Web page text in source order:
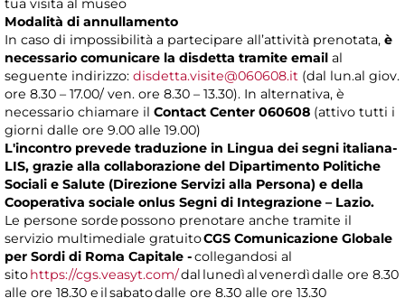
tua visita al museo
Modalità di annullamento
In caso di impossibilità a partecipare all’attività prenotata, è
necessario comunicare la disdetta tramite email al
seguente indirizzo: disdetta.visite@060608.it (dal lun.al giov.
ore 8.30 – 17.00/ ven. ore 8.30 – 13.30). In alternativa, è
necessario chiamare il Contact Center 060608 (attivo tutti i
giorni dalle ore 9.00 alle 19.00)
L'incontro prevede traduzione in Lingua dei segni italiana-
LIS, grazie alla collaborazione del Dipartimento Politiche
Sociali e Salute (Direzione Servizi alla Persona) e della
Cooperativa sociale onlus Segni di Integrazione – Lazio.
Le persone sorde possono prenotare anche tramite il
servizio multimediale gratuitoCGS Comunicazione Globale
per Sordi di Roma Capitale -collegandosi al
sitohttps://cgs.veasyt.com/dal lunedì al venerdì dalle ore 8.30
alle ore 18.30 e il sabato dalle ore 8.30 alle ore 13.30